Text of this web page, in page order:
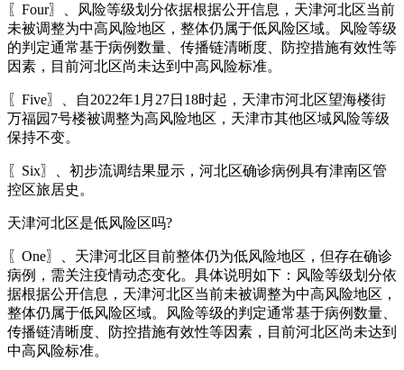
〖Four〗、风险等级划分依据根据公开信息，天津河北区当前
未被调整为中高风险地区，整体仍属于低风险区域。风险等级
的判定通常基于病例数量、传播链清晰度、防控措施有效性等
因素，目前河北区尚未达到中高风险标准。
〖Five〗、自2022年1月27日18时起，天津市河北区望海楼街
万福园7号楼被调整为高风险地区，天津市其他区域风险等级
保持不变。
〖Six〗、初步流调结果显示，河北区确诊病例具有津南区管
控区旅居史。
天津河北区是低风险区吗?
〖One〗、天津河北区目前整体仍为低风险地区，但存在确诊
病例，需关注疫情动态变化。具体说明如下：风险等级划分依
据根据公开信息，天津河北区当前未被调整为中高风险地区，
整体仍属于低风险区域。风险等级的判定通常基于病例数量、
传播链清晰度、防控措施有效性等因素，目前河北区尚未达到
中高风险标准。